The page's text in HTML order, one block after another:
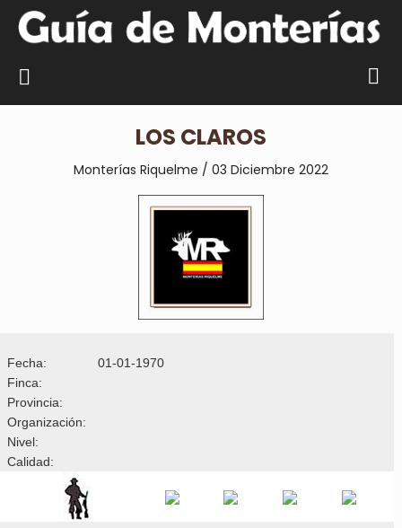
LOS CLAROS
Monterías Riquelme / 03 Diciembre 2022
Fecha:
01-01-1970
Finca:
Provincia:
Organización:
Nivel:
Calidad: